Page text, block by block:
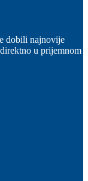
dobili najnovije
u prijemnom